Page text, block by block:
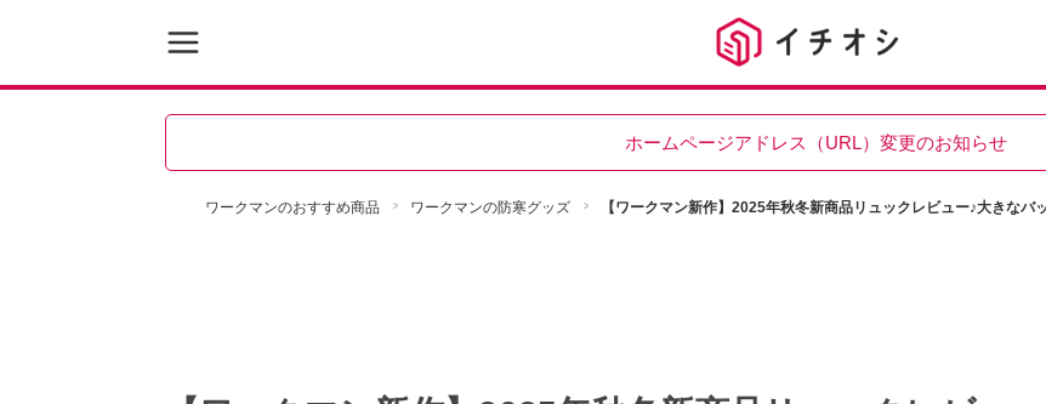
ホームページアドレス（URL）変更のお知らせ
ワークマンのおすすめ商品 ワークマンの防寒グッズ 【ワークマン新作】2025年秋冬新商品リュックレビュー♪大きなバ